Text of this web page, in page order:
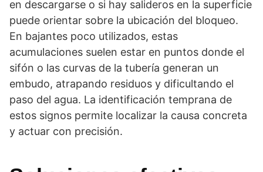
en descargarse o si hay salideros en la superficie
puede orientar sobre la ubicación del bloqueo.
En bajantes poco utilizados, estas
acumulaciones suelen estar en puntos donde el
sifón o las curvas de la tubería generan un
embudo, atrapando residuos y dificultando el
paso del agua. La identificación temprana de
estos signos permite localizar la causa concreta
y actuar con precisión.